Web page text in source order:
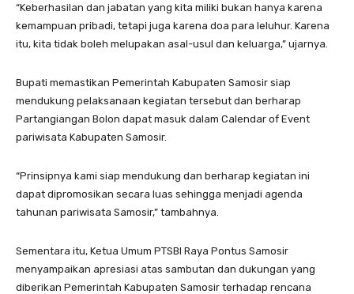
“Keberhasilan dan jabatan yang kita miliki bukan hanya karena
kemampuan pribadi, tetapi juga karena doa para leluhur. Karena
itu, kita tidak boleh melupakan asal-usul dan keluarga,” ujarnya.
Bupati memastikan Pemerintah Kabupaten Samosir siap
mendukung pelaksanaan kegiatan tersebut dan berharap
Partangiangan Bolon dapat masuk dalam Calendar of Event
pariwisata Kabupaten Samosir.
“Prinsipnya kami siap mendukung dan berharap kegiatan ini
dapat dipromosikan secara luas sehingga menjadi agenda
tahunan pariwisata Samosir,” tambahnya.
Sementara itu, Ketua Umum PTSBI Raya Pontus Samosir
menyampaikan apresiasi atas sambutan dan dukungan yang
diberikan Pemerintah Kabupaten Samosir terhadap rencana